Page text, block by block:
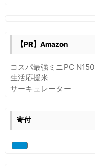
ウ
ア
の
追
【PR】Amazon
コスパ最強ミニPC N150
生活応援米
サーキュレーター
寄付